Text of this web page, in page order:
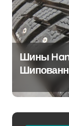
Шины
Партнёр